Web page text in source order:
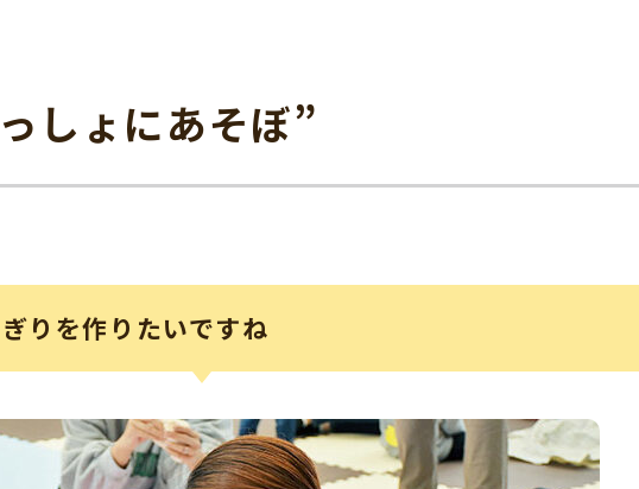
しょにあそぼ”
りを作りたいですね